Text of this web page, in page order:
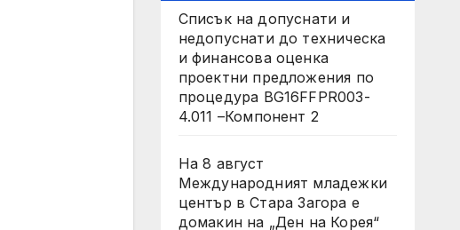
Списък на допуснати и
недопуснати до техническа
и финансова оценка
проектни предложения по
процедура BG16FFPR003-
4.011 –Компонент 2
На 8 август
Международният младежки
център в Стара Загора е
домакин на „Ден на Корея“